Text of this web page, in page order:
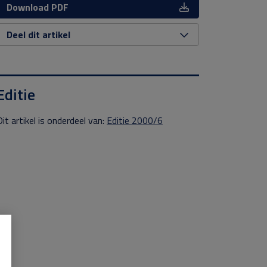
Download PDF
Deel dit artikel
artikel is onderdeel van: Editie 2000/6